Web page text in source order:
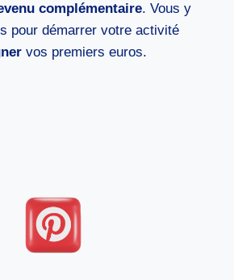
complémentaire. Vous y
pour démarrer votre activité
vos premiers euros.